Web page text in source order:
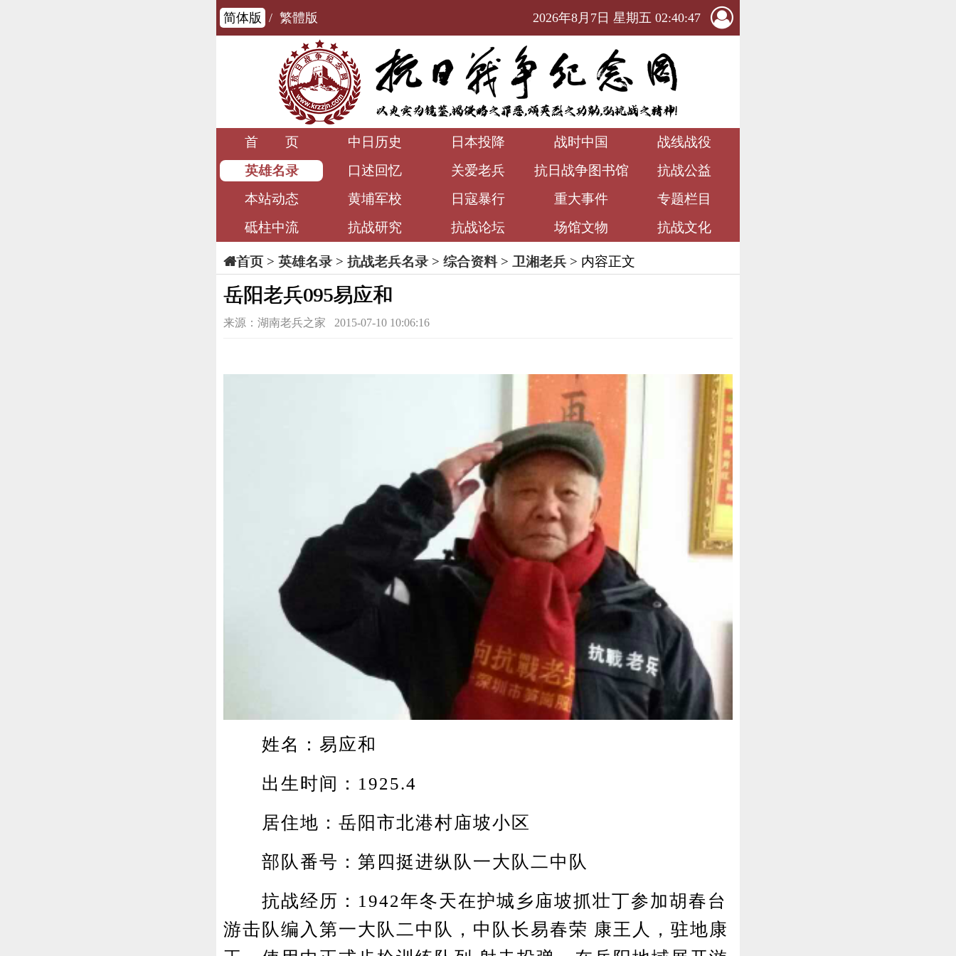
简体版 / 繁體版 2026年8月7日 星期五 02:40:47
首 页 中日历史 日本投降 战时中国
战线战役
英雄名录
口述回忆 关爱老兵 抗日战争图书馆
抗战公益
本站动态
黄埔军校 日寇暴行 重大事件
专题栏目
砥柱中流
抗战研究 抗战论坛 场馆文物 抗战文化
首页> 英雄名录> 抗战老兵名录> 综合资料> 卫湘老兵> 内容正文
岳阳老兵095易应和
来源：湖南老兵之家 2015-07-10 10:06:16
姓名：易应和
出生时间：1925.4
居住地：岳阳市北港村庙坡小区
部队番号：第四挺进纵队一大队二中队
抗战经历：1942年冬天在护城乡庙坡抓壮丁参加胡春台
游击队编入第一大队二中队，中队长易春荣 康王人，驻地康